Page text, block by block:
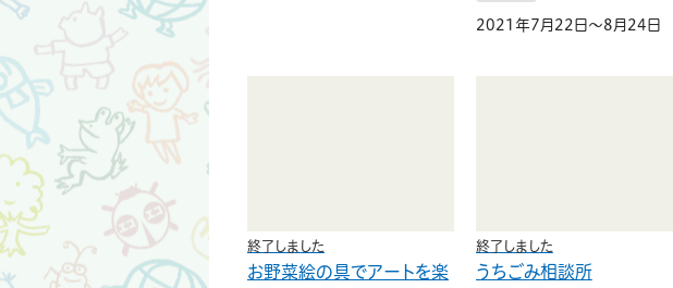
2021年7月22日～8月24日
終了しました
お野菜絵の具でアートを楽
終了しました
うちごみ相談所